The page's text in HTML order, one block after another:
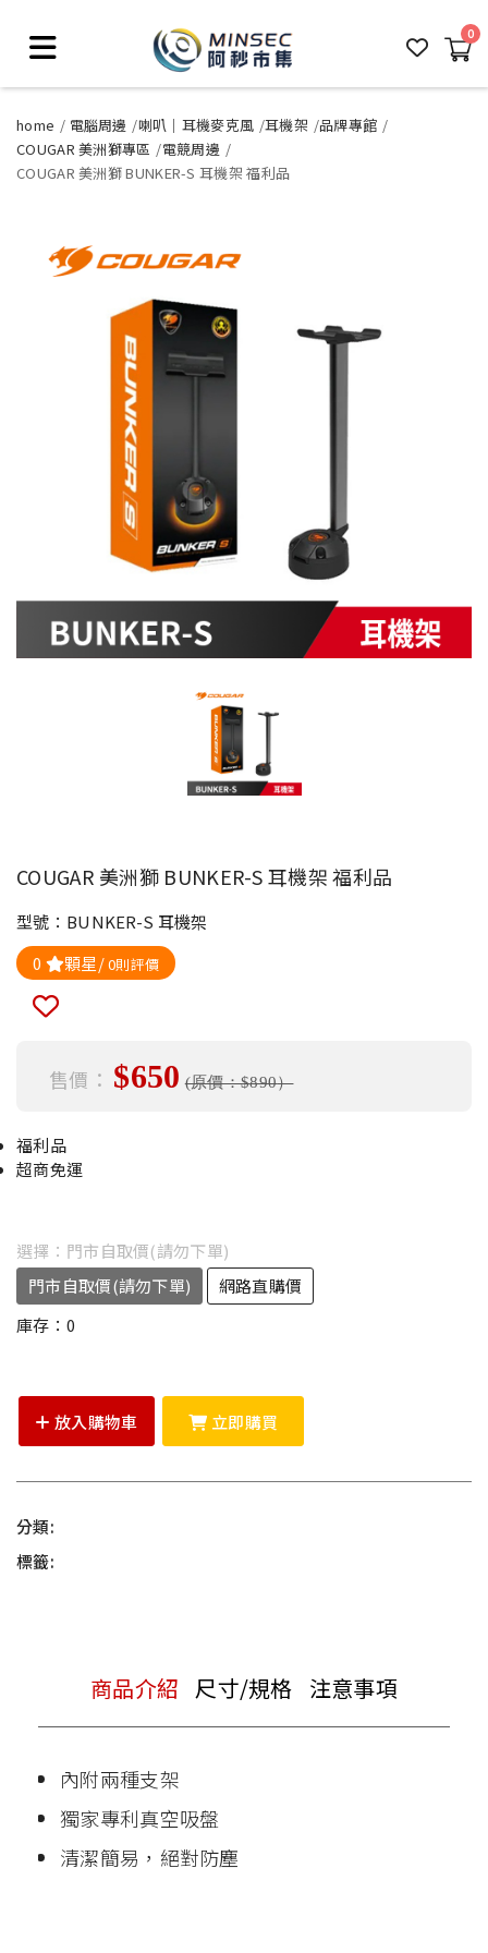
0
home 電腦周邊 喇叭｜耳機麥克風 耳機架
品牌專館
COUGAR 美洲獅專區
電競周邊
COUGAR 美洲獅 BUNKER-S 耳機架 福利品
COUGAR 美洲獅 BUNKER-S 耳機架 福利品
型號：BUNKER-S 耳機架
0
顆星/0則評價
售價： $650 (原價：$890）
福利品
超商免運
選擇： 門市自取價(請勿下單)
門市自取價(請勿下單)
網路直購價
庫存： 0
放入購物車 立即購買
分類:
標籤:
商品介紹 尺寸/規格 注意事項
內附兩種支架
獨家專利真空吸盤
清潔簡易，絕對防塵